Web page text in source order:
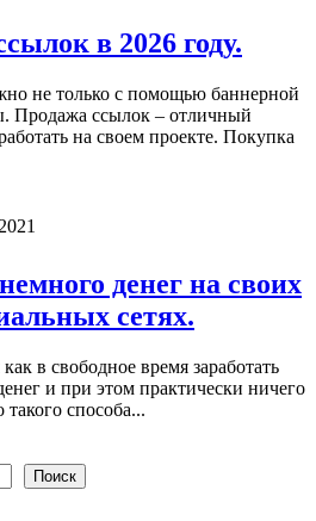
в 2026 году.
не только с помощью баннерной
Продажа ссылок – отличный
на своем проекте. Покупка
денег на своих
сетях.
в свободное время заработать
и при этом практически ничего
такого способа...
Поиск